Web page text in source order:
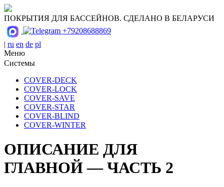
ПОКРЫТИЯ ДЛЯ БАССЕЙНОВ. СДЕЛАНО В БЕЛАРУСИ
+79208688869
| ru en de pl
Меню
Системы
COVER-DECK
COVER-LOСK
COVER-SAVE
COVER-STAR
COVER-BLIND
COVER-WINTER
ОПИСАНИЕ ДЛЯ
ГЛАВНОЙ — ЧАСТЬ 2